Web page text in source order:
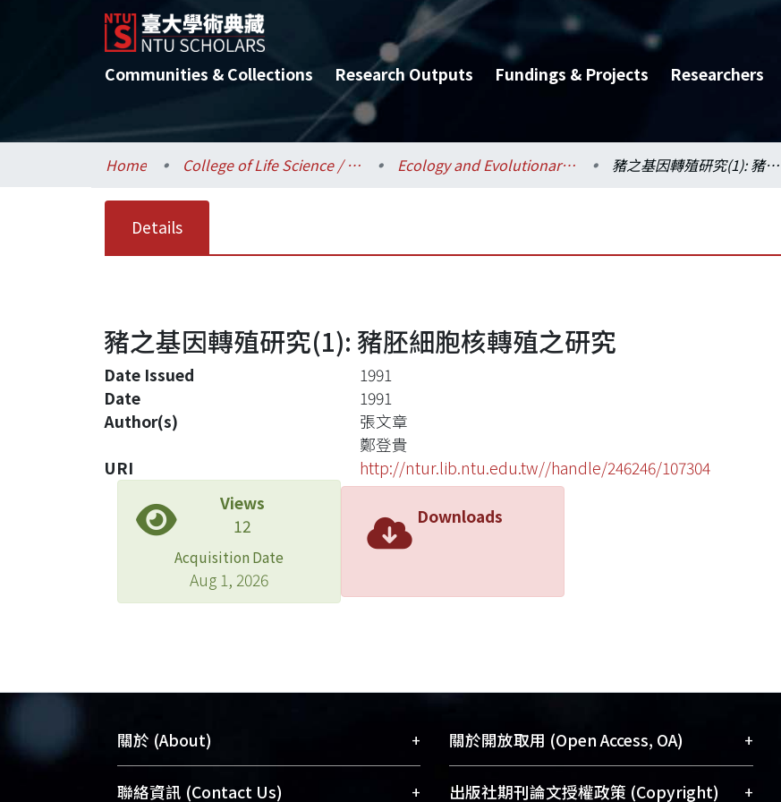
Communities & Collections Research Outputs Fundings & Projects Researchers
Home College of Life Science / 生命科學院 Ecology and Evolutionary Biology / 生態學與演化生物學研究所 豬之基因轉殖研究(1): 豬胚細胞核轉殖之研究
Details
豬之基因轉殖研究(1): 豬胚細胞核轉殖之研究
Date Issued
1991
Date
1991
Author(s)
張文章
鄭登貴
URI
http://ntur.lib.ntu.edu.tw//handle/246246/107304
Views
12
Acquisition Date
Aug 1, 2026
Downloads
關於 (About) +
臺大位居世界頂尖大學之列，為永久珍藏
聯絡資訊 (Contact Us) +
關於開放取用 (Open Access, OA) +
開放取用是從使用者角度提升資訊取用性
出版社期刊論文授權政策 (Copyright) +